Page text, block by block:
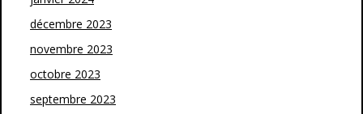
décembre 2023
novembre 2023
octobre 2023
septembre 2023